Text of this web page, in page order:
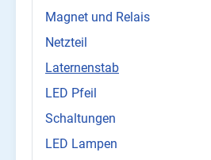
Magnet und Relais
Netzteil
Laternenstab
LED Pfeil
Schaltungen
LED Lampen